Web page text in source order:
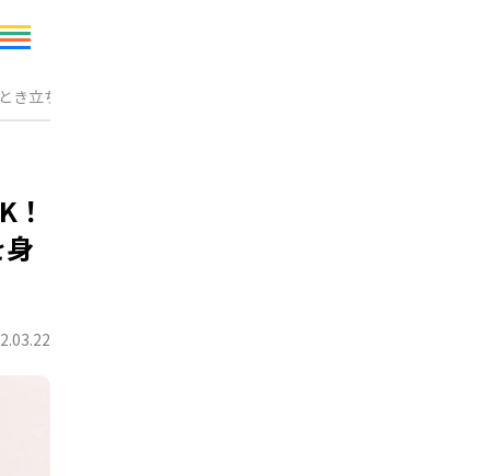
立ち直れる力」を身につけるため家族みんなでできること
！